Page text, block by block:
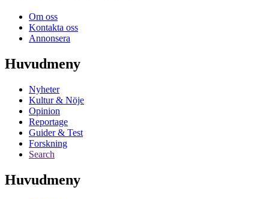
Om oss
Kontakta oss
Annonsera
Huvudmeny
Nyheter
Kultur & Nöje
Opinion
Reportage
Guider & Test
Forskning
Search
Huvudmeny